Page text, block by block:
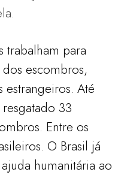
trabalham para
escombros,
Até
33
Entre os
O Brasil já
humanitária ao